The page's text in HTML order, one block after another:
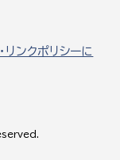
リンクポリシーに